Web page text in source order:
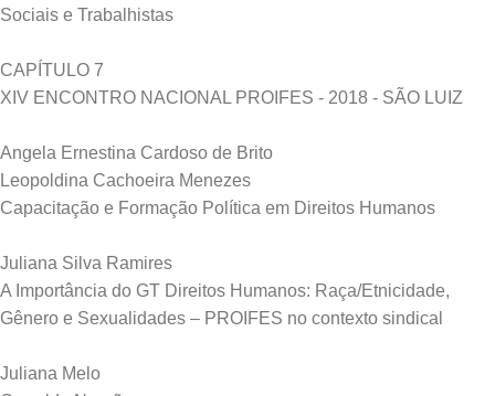
Sociais e Trabalhistas
CAPÍTULO 7
XIV ENCONTRO NACIONAL PROIFES - 2018 - SÃO LUIZ
Angela Ernestina Cardoso de Brito
Leopoldina Cachoeira Menezes
Capacitação e Formação Política em Direitos Humanos
Juliana Silva Ramires
A Importância do GT Direitos Humanos: Raça/Etnicidade,
Gênero e Sexualidades – PROIFES no contexto sindical
Juliana Melo